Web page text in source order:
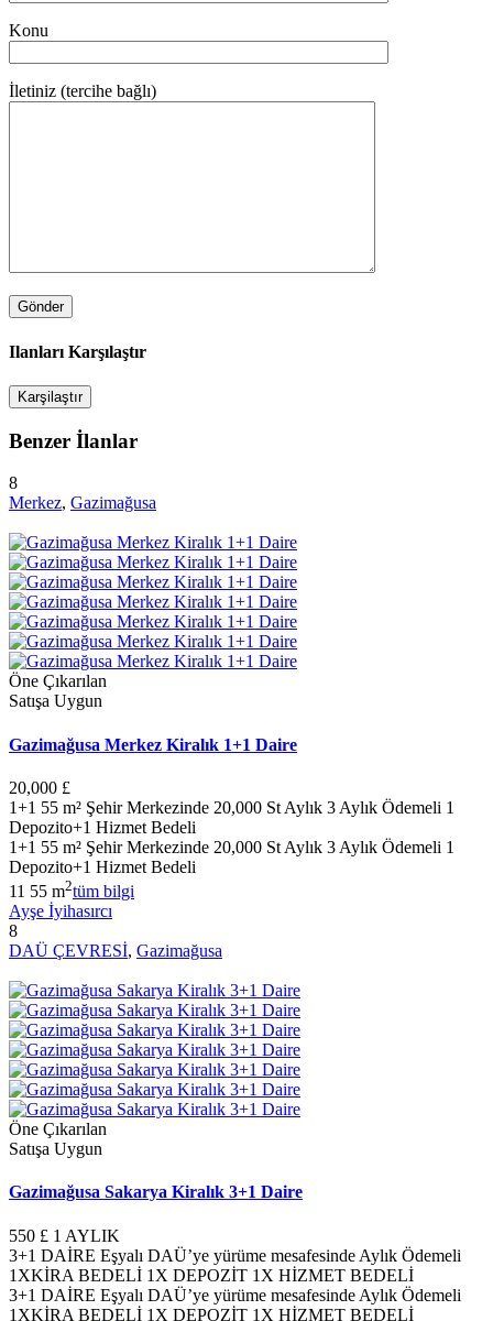
Konu
İletiniz (tercihe bağlı)
Ilanları Karşılaştır
Karşilaştır
Benzer İlanlar
8
Merkez, Gazimağusa
Öne Çıkarılan
Satışa Uygun
Gazimağusa Merkez Kiralık 1+1 Daire
20,000 £
1+1 55 m² Şehir Merkezinde 20,000 St Aylık 3 Aylık Ödemeli 1
Depozito+1 Hizmet Bedeli
1+1 55 m² Şehir Merkezinde 20,000 St Aylık 3 Aylık Ödemeli 1
Depozito+1 Hizmet Bedeli
11 55 m2tüm bilgi
Ayşe İyihasırcı
8
DAÜ ÇEVRESİ, Gazimağusa
Öne Çıkarılan
Satışa Uygun
Gazimağusa Sakarya Kiralık 3+1 Daire
550 £ 1 AYLIK
3+1 DAİRE Eşyalı DAÜ’ye yürüme mesafesinde Aylık Ödemeli
1XKİRA BEDELİ 1X DEPOZİT 1X HİZMET BEDELİ
3+1 DAİRE Eşyalı DAÜ’ye yürüme mesafesinde Aylık Ödemeli
1XKİRA BEDELİ 1X DEPOZİT 1X HİZMET BEDELİ